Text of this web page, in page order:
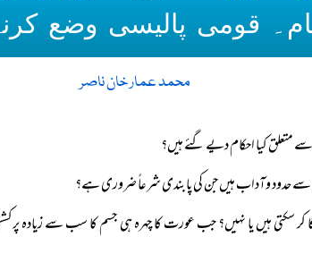
قومی پالیسی وضع
محمد عمار خان ناصر
کیا احکام دیے گئے ہیں؟
حدود وآداب ہیں جن کی پابندی شرعاً ضروری ہے؟
کر سکتی ہیں یا نہیں؟ جب عورت کا چہرہ ہی جسم کا سب سے زیادہ